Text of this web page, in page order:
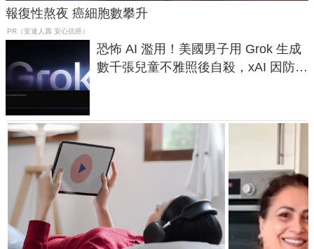
報復性熬夜 癌細胞數攀升
PR（安達人壽 安心抗癌）
恐怖 AI 濫用！美國男子用 Grok 生成
數千張兒童不雅照後自殺，xAI 因防護